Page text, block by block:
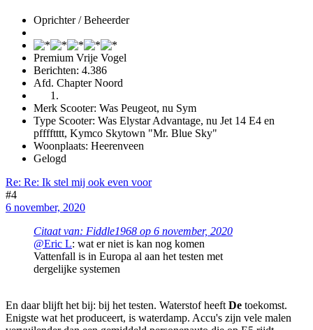
Oprichter / Beheerder
Premium Vrije Vogel
Berichten: 4.386
Afd. Chapter Noord
Merk Scooter: Was Peugeot, nu Sym
Type Scooter: Was Elystar Advantage, nu Jet 14 E4 en
pfffftttt, Kymco Skytown "Mr. Blue Sky"
Woonplaats: Heerenveen
Gelogd
Re: Re: Ik stel mij ook even voor
#4
6 november, 2020
Citaat van: Fiddle1968 op 6 november, 2020
@Eric L: wat er niet is kan nog komen
Vattenfall is in Europa al aan het testen met
dergelijke systemen
En daar blijft het bij: bij het testen. Waterstof heeft De toekomst.
Enigste wat het produceert, is waterdamp. Accu's zijn vele malen